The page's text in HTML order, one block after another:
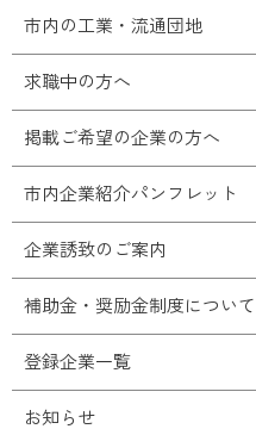
市内の工業・流通団地
求職中の方へ
掲載ご希望の企業の方へ
市内企業紹介パンフレット
企業誘致のご案内
補助金・奨励金制度について
登録企業一覧
お知らせ